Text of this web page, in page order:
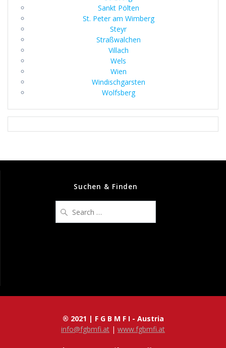
Sankt Pölten
St. Peter am Wimberg
Steyr
Straßwalchen
Villach
Wels
Wien
Windischgarsten
Wolfsberg
Suchen & Finden
for:
® 2021 | F G B M F I - Austria
info@fgbmfi.at | www.fgbmfi.at